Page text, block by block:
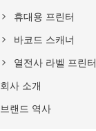
휴대용 프린터
바코드 스캐너
열전사 라벨 프린터
회사 소개
브랜드 역사